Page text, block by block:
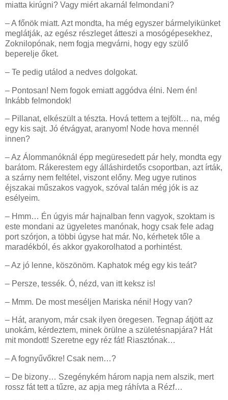
miatta kirúgni? Vagy miért akarnál felmondani?
– A főnök miatt. Azt mondta, ha még egyszer bármelyikünket
meglátják, az egész részleget átteszi a mosógépesekhez,
Zoknilopónak, nem fogja megvárni, hogy egy szülő
beperelje őket.
– Te pedig utálod a nedves dolgokat.
– Pontosan! Nem fogok emiatt aggódva élni. Nem én!
Inkább felmondok!
– Pillanat, elkészült a tészta. Hová tettem a tejfölt… na, még
egy kis sajt. Jó étvágyat, aranyom! Node hova mennél
innen?
– Az Álommanóknál épp megüresedett pár hely, mondta egy
barátom. Rákerestem egy álláshirdetős csoportban, azt írták,
a szárny nem feltétel, viszont előny. Meg ugye rutinos
éjszakai műszakos vagyok, szóval talán még jók is az
esélyeim.
– Hmm… Én úgyis már hajnalban fenn vagyok, szoktam is
este mondani az ügyeletes manónak, hogy csak fele adag
port szórjon, a többi úgyse hat már. No, kérhetek tőle a
maradékból, és akkor gyakorolhatod a porhintést.
– Az jó lenne, köszönöm. Kaphatok még egy kis teát?
– Persze, tessék. Ó, nézd, van itt keksz is!
– Mmm. De most meséljen Mariska néni! Hogy van?
– Hát, aranyom, már csak ilyen öregesen. Tegnap átjött az
unokám, kérdeztem, minek örülne a születésnapjára? Hát
mit mondott! Szeretne egy réz fát! Riasztónak…
– A fognyűvőkre! Csak nem…?
– De bizony… Szegénykém három napja nem alszik, mert
rossz fát tett a tűzre, az apja meg ráhívta a Rézf…